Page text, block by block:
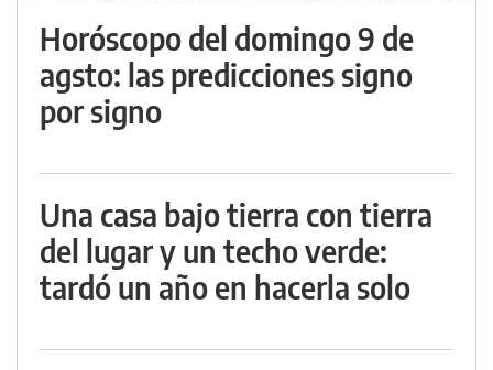
Horóscopo del domingo 9 de
agsto: las predicciones signo
por signo
Una casa bajo tierra con tierra
del lugar y un techo verde:
tardó un año en hacerla solo